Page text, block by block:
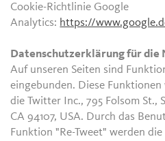
Cookie-Richtlinie Google
Analytics: https://
Datenschutzerklärung für die
Auf unseren Seiten sind
eingebunden. Diese
die Twitter Inc., 795 Folsom St.,
CA 94107, USA. Durch das
Funktion "Re-Tweet" werden